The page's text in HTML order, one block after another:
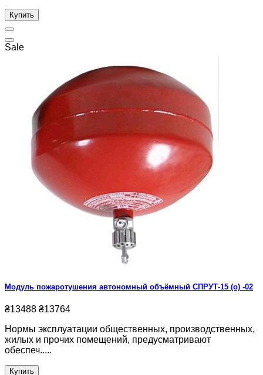
Купить
Sale
Модуль пожаротушения автономный объёмный СПРУТ-15 (о) -02
₴13488 ₴13764
Нормы эксплуатации общественных, производственных,
жилых и прочих помещений, предусматривают
обеспеч.....
Купить